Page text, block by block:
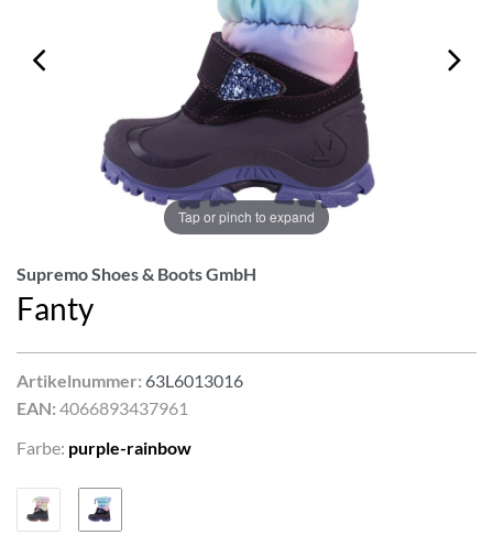
Tap or pinch to expand
Supremo Shoes & Boots GmbH
Fanty
Artikelnummer: 63L6013016
EAN: 4066893437961
Farbe: purple-rainbow